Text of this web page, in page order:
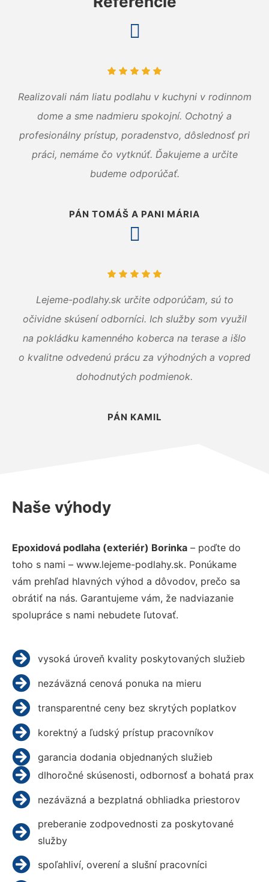
Realizovali nám liatu podlahu v kuchyni v rodinnom
dome a sme nadmieru spokojní. Ochotný a
profesionálny prístup, poradenstvo, dôslednosť pri
práci, nemáme čo vytknúť. Ďakujeme a určite
budeme odporúčať.
PÁN TOMÁŠ A PANI MÁRIA
Lejeme-podlahy.sk určite odporúčam, sú to
očividne skúsení odborníci. Ich služby som využil
na pokládku kamenného koberca na terase a išlo
o kvalitne odvedenú prácu za výhodných a vopred
dohodnutých podmienok.
PÁN KAMIL
Naše výhody
Epoxidová podlaha (exteriér) Borinka – poďte do
toho s nami – www.lejeme-podlahy.sk. Ponúkame
vám prehľad hlavných výhod a dôvodov, prečo sa
obrátiť na nás. Garantujeme vám, že nadviazanie
spolupráce s nami nebudete ľutovať.
vysoká úroveň kvality poskytovaných služieb
nezáväzná cenová ponuka na mieru
transparentné ceny bez skrytých poplatkov
korektný a ľudský prístup pracovníkov
garancia dodania objednaných služieb
dlhoročné skúsenosti, odbornosť a bohatá prax
nezáväzná a bezplatná obhliadka priestorov
preberanie zodpovednosti za poskytované
služby
spoľahliví, overení a slušní pracovníci